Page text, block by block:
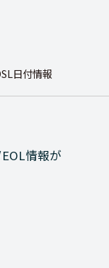
日付情報
情報が